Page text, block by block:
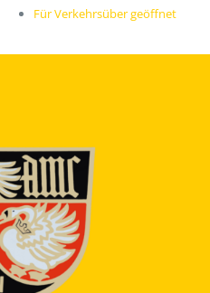
Für Verkehrsüber geöffnet